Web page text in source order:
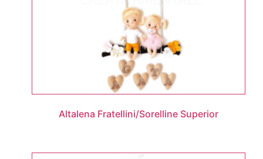
Altalena Fratellini/Sorelline Superior